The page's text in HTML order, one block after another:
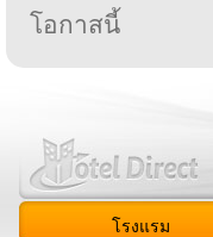
โอกาสนี้
โรงแรม